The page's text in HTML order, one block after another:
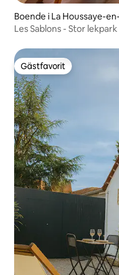
Boende i La Houssaye-
Les Sablons - Stor
Gästfavorit
Gästfavorit